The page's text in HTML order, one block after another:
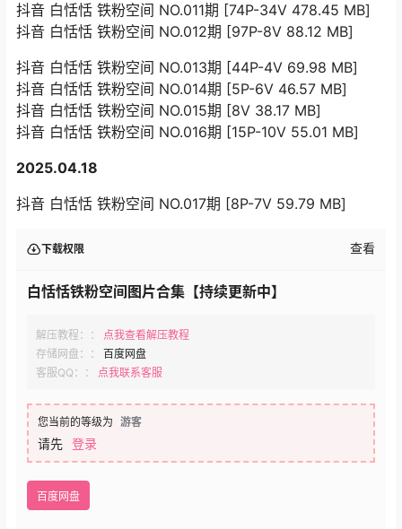
抖音 白恬恬 铁粉空间 NO.011期 [74P-34V 478.45 MB]
抖音 白恬恬 铁粉空间 NO.012期 [97P-8V 88.12 MB]
抖音 白恬恬 铁粉空间 NO.013期 [44P-4V 69.98 MB]
抖音 白恬恬 铁粉空间 NO.014期 [5P-6V 46.57 MB]
抖音 白恬恬 铁粉空间 NO.015期 [8V 38.17 MB]
抖音 白恬恬 铁粉空间 NO.016期 [15P-10V 55.01 MB]
2025.04.18
抖音 白恬恬 铁粉空间 NO.017期 [8P-7V 59.79 MB]
下载权限 查看
白恬恬铁粉空间图片合集【持续更新中】
解压教程：：
点我查看解压教程
存储网盘：：
百度网盘
客服QQ：：
点我联系客服
您当前的等级为 游客
请先 登录
百度网盘